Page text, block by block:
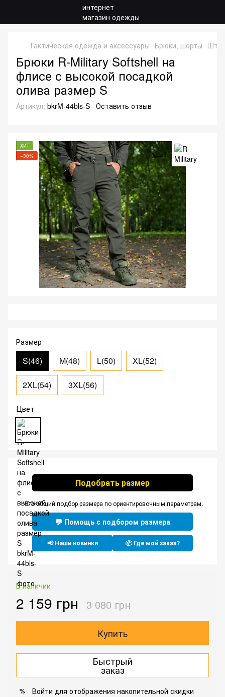
Тактическая одежда и аксессуары Брюки, шорты
Брюки R-Military Softshell на
флисе с высокой посадкой
олива размер S
Артикул: bkrM-44bls-S Оставить отзыв
ХИТ
−30%
Размер
S(46) M(48) L(50) XL(52)
2XL(54) 3XL(56)
Цвет
Подобрать размер
*Это общий подбор размера по ориентировочным параметрам.
💬 Помощь с подбором размера
📢 Наши новинки 📦 Где мой заказ?
В наличии
2 159 грн 3 080 грн
Купить
Быстрый
заказ
% Войти для отображения накопительной скидки